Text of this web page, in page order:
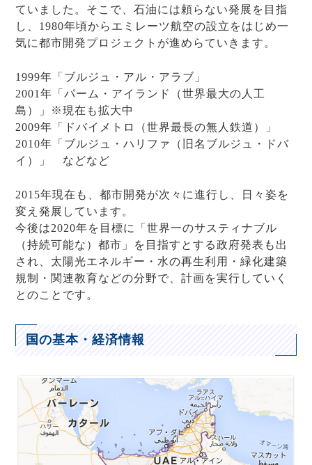
ていました。そこで、石油には頼らない発展を目指
し、1980年頃からエミレーツ航空の設立をはじめ一
気に都市開発プロジェクトが進めらていきます。
1999年「ブルジュ・アル・アラブ」
2001年「パーム・アイランド（世界最大の人工
島）」※現在も拡大中
2009年「ドバイメトロ（世界最長の無人鉄道）」
2010年「ブルジュ・ハリファ（旧名ブルジュ・ドバ
イ）」 などなど
2015年現在も、都市開発が次々に進行し、日々姿を
変え発展しています。
今後は2020年を目標に「世界一のサスティナブル
（持続可能な）都市」を目指すとする政府発表も出
され、太陽光エネルギー・水の再生利用・緑化建築
規制・関連教育などの分野で、計画を実行していく
とのことです。
国の基本・経済情報